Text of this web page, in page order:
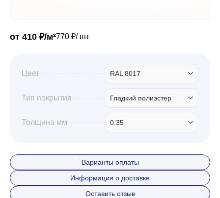
Профили для гипсокартона
от 410 ₽/м²770 ₽/ шт
Цвет RAL 8017
Тип покрытия Гладкий полиэстер
Толщина мм 0.35
Варианты оплаты
Информация о доставке
Оставить отзыв